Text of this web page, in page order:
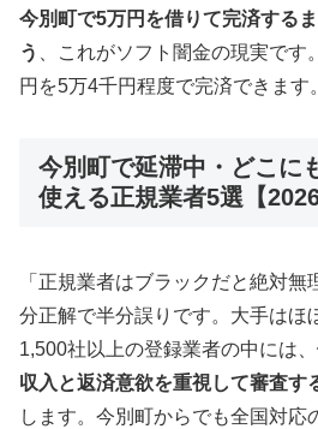
今別町で5万円を借りて完済する
う
、これがソフト闇金の現実で
円を5万4千円程度で完済できます。
今別町で延滞中・どこに
使える正規業者5選【2026
「正規業者はブラックだと絶対
分正解で半分誤りです。大手はほ
1,500社以上の登録業者の中には、
収入と返済意欲を重視して審査す
します。今別町からでも全国対応